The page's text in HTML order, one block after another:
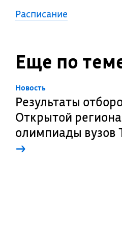
Расписание
Еще по
Новость
Результаты
Открытой
олимпиады вузов
→